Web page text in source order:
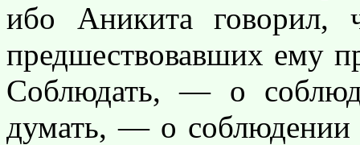
ибо Аникита говорил,
предшествовавших ему
Соблюдать, — о
думать, — о соблюдении